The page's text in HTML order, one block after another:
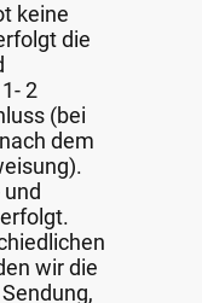
keine
die
2
(bei
dem
wir die